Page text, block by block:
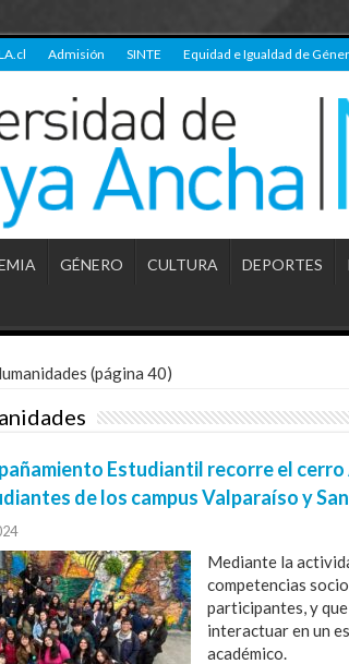
Admisión SINTE Equidad e Igualdad de
GÉNERO CULTURA DEPORTES
(página 40)
Estudiantil recorre el cerro
de los campus Valparaíso y
Mediante la
competencias
participantes, y
interactuar en un
académico.